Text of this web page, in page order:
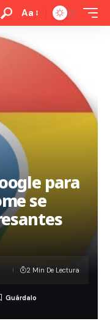
Aa
para
se
2 Min De Lectura